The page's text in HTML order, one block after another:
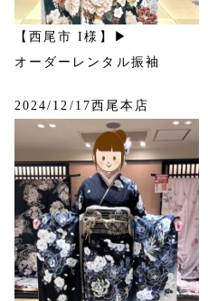
【西尾市 I様】▶
オーダーレンタル振袖
2024/12/17西尾本店